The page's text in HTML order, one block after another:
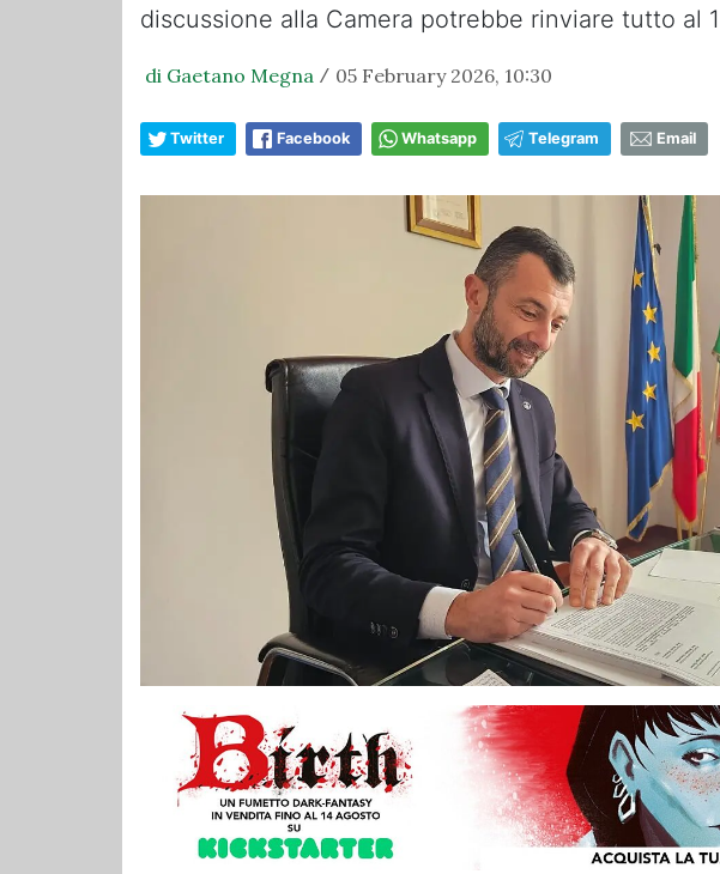
discussione alla Camera potrebbe rinviare tutto al
di Gaetano Megna / 05 February 2026, 10:30
Twitter Facebook Whatsapp Telegram Email